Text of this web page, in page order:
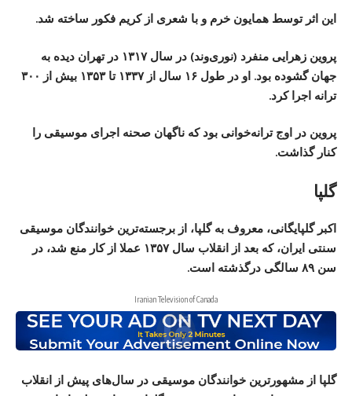
این اثر توسط همایون خرم و با شعری از کریم فکور ساخته شد.
پروین زهرایی منفرد (نوری‌وند) در سال ۱۳۱۷ در تهران دیده به
جهان گشوده بود. او در طول ۱۶ سال از ۱۳۳۷ تا ۱۳۵۳ بیش از ۳۰۰
ترانه اجرا کرد.
پروین در اوج ترانه‌خوانی بود که ناگهان صحنه اجرای موسیقی را
کنار گذاشت.
گلپا
اکبر گلپایگانی، معروف به گلپا، از برجسته‌ترین خوانندگان موسیقی
سنتی ایران، که بعد از انقلاب سال ۱۳۵۷ عملا از کار منع شد، در
سن ۸۹ سالگی درگذشته است.
Iranian Television of Canada
گلپا از مشهورترین خوانندگان موسیقی در سال‌های پیش از انقلاب